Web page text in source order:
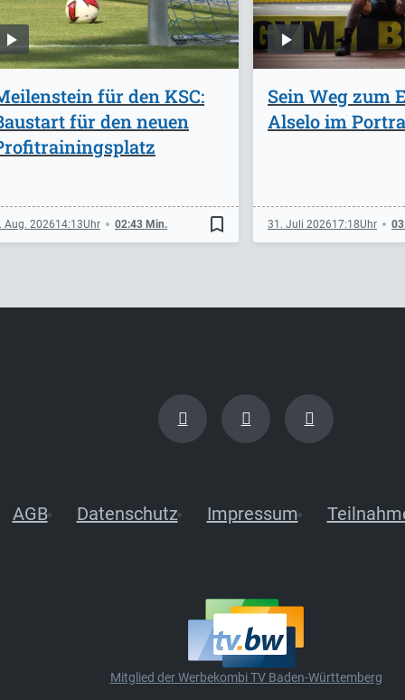
für den KSC:
für den neuen
Aug. 202614:13 02:43 Min. bookmark_border
Sein Weg zum
Alselo im
31. Juli 202617:18
AGB Datenschutz Impressum
Mitglied der Werbekombi TV Baden-Württemberg